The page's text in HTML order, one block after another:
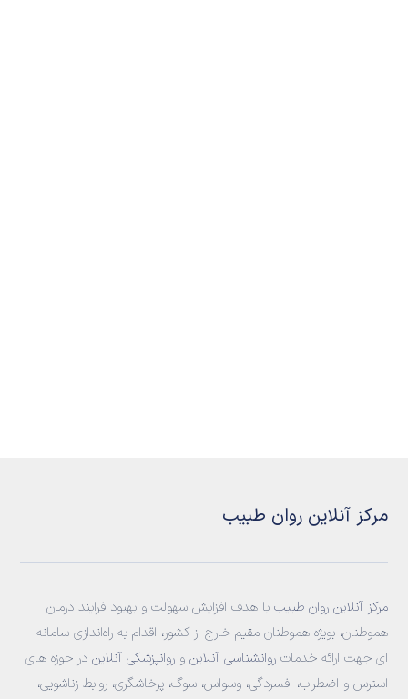
مرکز آنلاین روان طبیب
مرکز آنلاین روان طبیب با هدف افزایش سهولت و بهبود فرایند درمان
هموطنان، بویژه هموطنان مقیم خارج از کشور، اقدام به راه‌اندازی سامانه‌
ای جهت ارائه خدماتروانشناسی آنلاین وروانپزشکی آنلاین در حوزه های
استرس و اضطراب، افسردگی، وسواس، سوگ، پرخاشگری، روابط زناشویی،